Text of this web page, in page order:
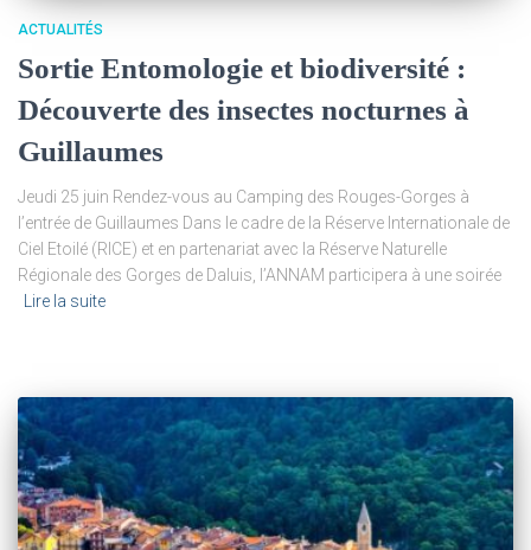
ACTUALITÉS
Sortie Entomologie et biodiversité :
Découverte des insectes nocturnes à
Guillaumes
Jeudi 25 juin Rendez-vous au Camping des Rouges-Gorges à
l’entrée de Guillaumes Dans le cadre de la Réserve Internationale de
Ciel Etoilé (RICE) et en partenariat avec la Réserve Naturelle
Régionale des Gorges de Daluis, l’ANNAM participera à une soirée
Lire la suite